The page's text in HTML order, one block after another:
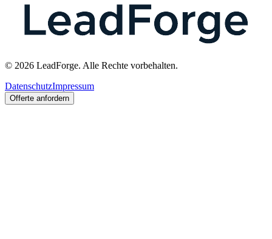
© 2026 LeadForge. Alle Rechte vorbehalten.
DatenschutzImpressum
Offerte anfordern